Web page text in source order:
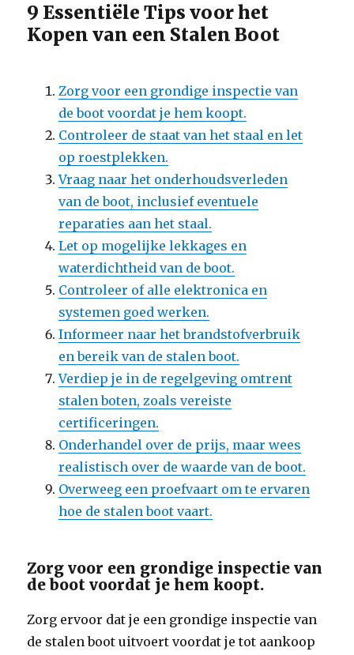
9 Essentiële Tips voor het
Kopen van een Stalen Boot
Zorg voor een grondige inspectie van
de boot voordat je hem koopt.
Controleer de staat van het staal en let
op roestplekken.
Vraag naar het onderhoudsverleden
van de boot, inclusief eventuele
reparaties aan het staal.
Let op mogelijke lekkages en
waterdichtheid van de boot.
Controleer of alle elektronica en
systemen goed werken.
Informeer naar het brandstofverbruik
en bereik van de stalen boot.
Verdiep je in de regelgeving omtrent
stalen boten, zoals vereiste
certificeringen.
Onderhandel over de prijs, maar wees
realistisch over de waarde van de boot.
Overweeg een proefvaart om te ervaren
hoe de stalen boot vaart.
Zorg voor een grondige inspectie van
de boot voordat je hem koopt.
Zorg ervoor dat je een grondige inspectie van
de stalen boot uitvoert voordat je tot aankoop